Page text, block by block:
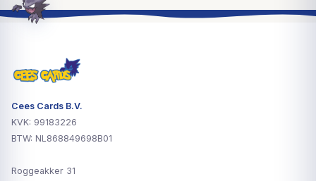
Cees Cards B.V.
KVK: 99183226
BTW: NL868849698B01
Roggeakker 31